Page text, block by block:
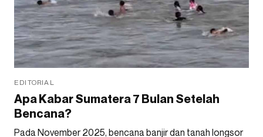
EDITORIAL
Apa Kabar Sumatera 7 Bulan Setelah
Bencana?
Pada November 2025, bencana banjir dan tanah longsor